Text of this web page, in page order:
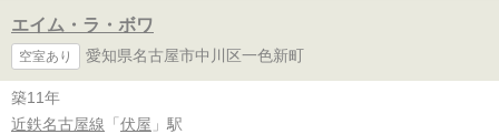
エイム・ラ・ボワ
空室あり 愛知県名古屋市中川区一色新町
築11年
近鉄名古屋線 「 伏屋 」駅